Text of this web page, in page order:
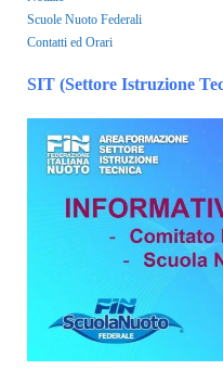
Scuole Nuoto Federali
Contatti ed Orari
SIT (Settore Istruzione